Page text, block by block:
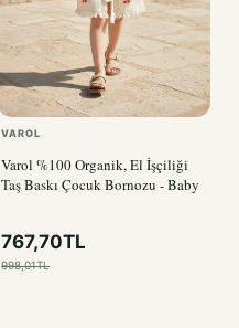
VAROL
Varol %100 Organik, El İşçiliği
Taş Baskı Çocuk Bornozu - Baby
767,70TL
998,01TL